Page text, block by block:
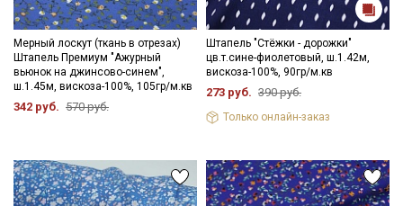
Мерный лоскут (ткань в отрезах)
Штапель Премиум "Ажурный
вьюнок на джинсово-синем",
ш.1.45м, вискоза-100%, 105гр/м.кв
342 руб. 570 руб.
Штапель "Стёжки - дорожки"
цв.т.сине-фиолетовый, ш.1.42м,
вискоза-100%, 90гр/м.кв
273 руб. 390 руб.
Только онлайн-заказ
промокоды и скидки до 30% на узкие
категории тканей
Электронная почта
Подписаться